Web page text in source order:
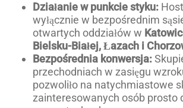
Działanie w punkcie styku:
wyłącznie w bezpośrednim
otwartych oddziałów w
Bielsku-Białej, Łazach i
Bezpośrednia konwersja:
przechodniach w zasięgu
pozwoliło na natychmiastowe
zainteresowanych osób prosto